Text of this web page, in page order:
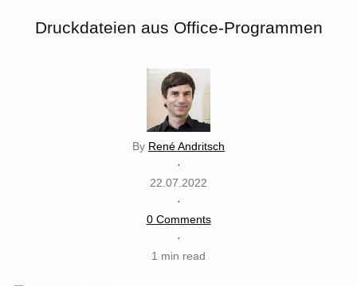
Druckdateien aus Office-Programmen
By René Andritsch
·
22.07.2022
·
0 Comments
·
1 min read